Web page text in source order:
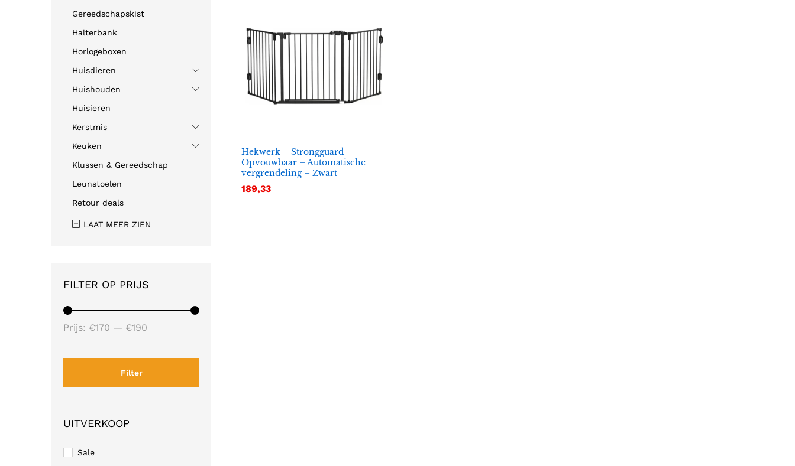
Hekwerk – Strongguard –
Opvouwbaar – Automatische
vergrendeling – Zwart
189,33
189,33
Gereedschapskist
Halterbank
Horlogeboxen
Huisdieren
Huishouden
Huisieren
Kerstmis
Keuken
Klussen & Gereedschap
Leunstoelen
Retour deals
LAAT MEER ZIEN
FILTER OP PRIJS
Filter
Prijs: €170 — €190
UITVERKOOP
Sale